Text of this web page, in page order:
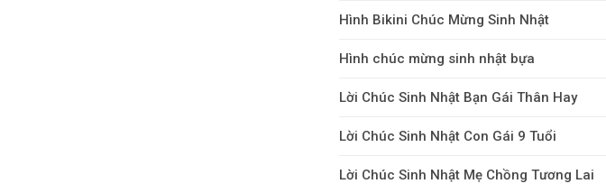
Hình Bikini Chúc Mừng Sinh Nhật
Hình chúc mừng sinh nhật bựa
Lời Chúc Sinh Nhật Bạn Gái Thân Hay
Lời Chúc Sinh Nhật Con Gái 9 Tuổi
Lời Chúc Sinh Nhật Mẹ Chồng Tương Lai